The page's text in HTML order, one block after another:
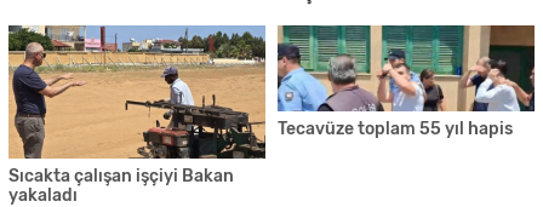
Sıcakta çalışan işçiyi Bakan
yakaladı
Tecavüze toplam 55 yıl hapis